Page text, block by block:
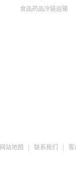
食品药品冷链运输
网站地图 联系我们 客